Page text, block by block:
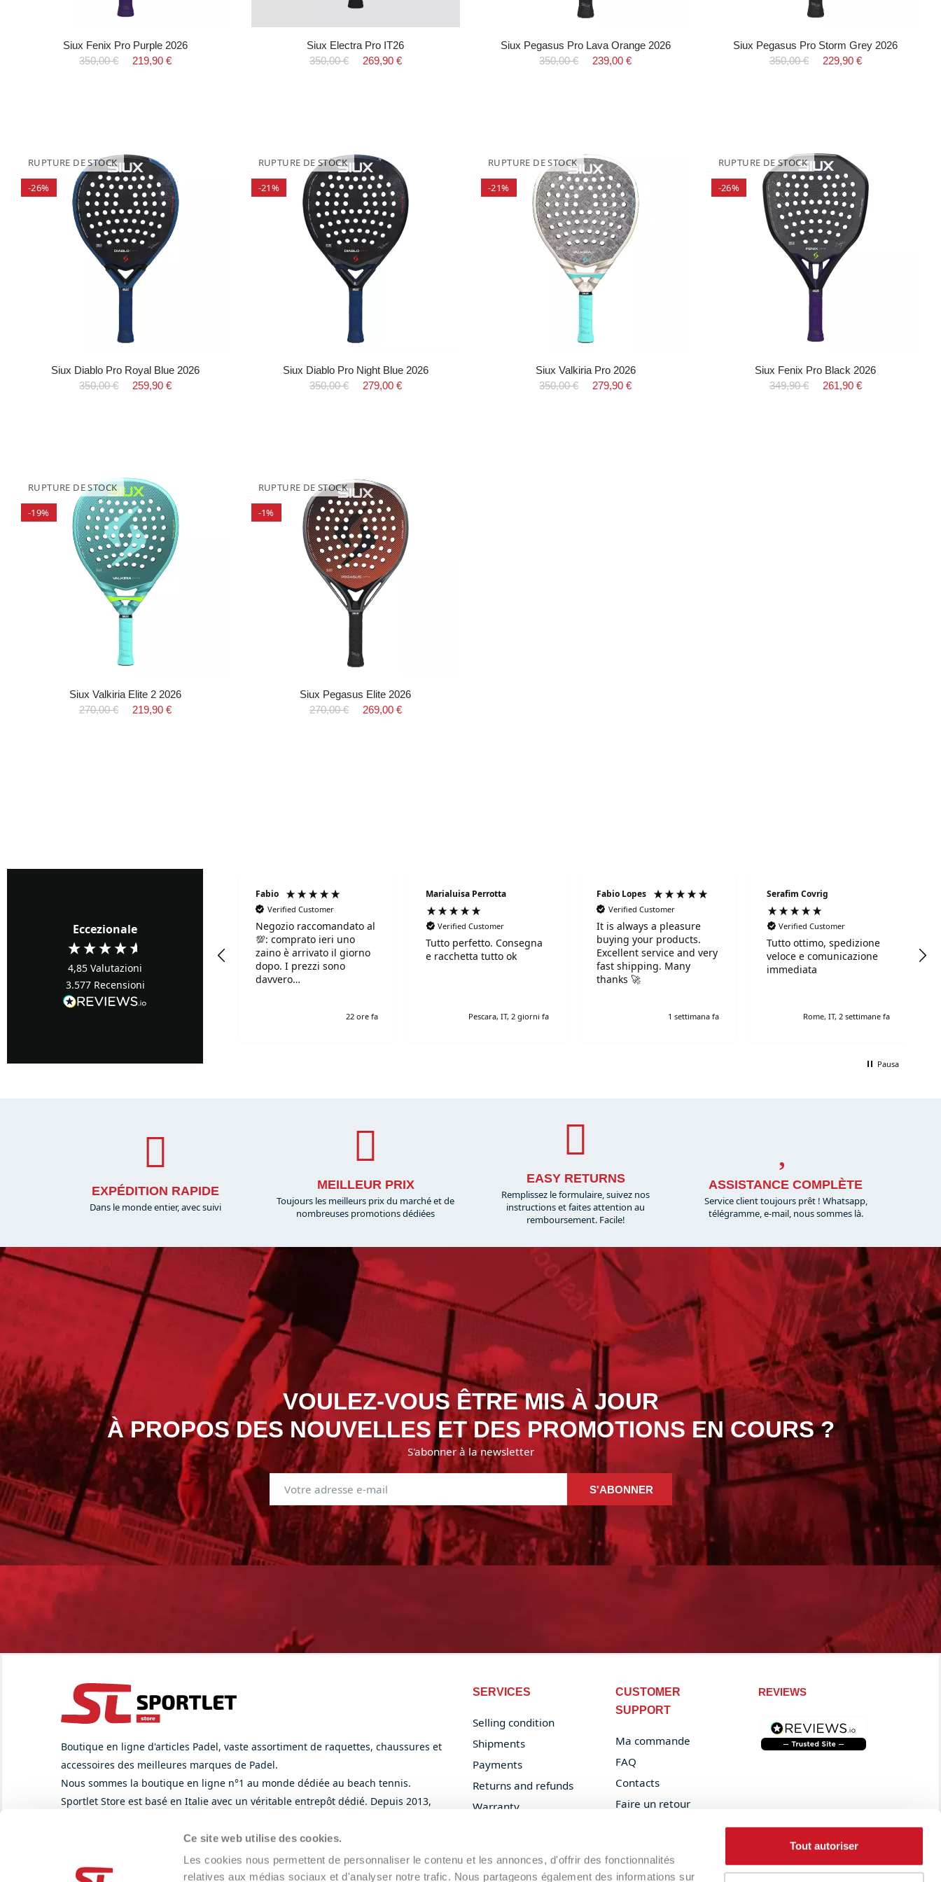
Ce site web utilise des cookies.
Les cookies nous permettent de personnaliser le contenu et les annonces, d'offrir des fonctionnalités
relatives aux médias sociaux et d'analyser notre trafic. Nous partageons également des informations sur
Tout autoriser
Siux Fenix Pro Purple 2026
350,00 €
219,90 €
Siux Electra Pro IT26
350,00 €
269,90 €
Siux Pegasus Pro Lava Orange 2026
350,00 €
239,00 €
Siux Pegasus Pro Storm Grey 2026
350,00 €
229,90 €
RUPTURE DE STOCK
-26%
Siux Diablo Pro Royal Blue 2026
350,00 €
259,90 €
RUPTURE DE STOCK
-21%
Siux Diablo Pro Night Blue 2026
350,00 €
279,00 €
RUPTURE DE STOCK
-21%
Siux Valkiria Pro 2026
350,00 €
279,90 €
RUPTURE DE STOCK
-26%
Siux Fenix Pro Black 2026
349,90 €
261,90 €
RUPTURE DE STOCK
-19%
Siux Valkiria Elite 2 2026
270,00 €
219,90 €
RUPTURE DE STOCK
-1%
Siux Pegasus Elite 2026
270,00 €
269,00 €
Eccezionale
4,85 Valutazioni
3.577 Recensioni
Verified Customer
Precisi ...buoni prezzi
Fabio
Verified Customer
Negozio raccomandato al
💯: comprato ieri uno
zaino è arrivato il giorno
dopo. I prezzi sono
davvero
disponibilissimi. Grazie
22 ore fa
Marialuisa Perrotta
Verified Customer
Tutto perfetto. Consegna
e racchetta tutto ok
Pescara, IT, 2 giorni fa
Fabio Lopes
Verified Customer
It is always a pleasure
buying your products.
Excellent service and very
fast shipping. Many
thanks 🚀
1 settimana fa
Serafim Covrig
Verified Customer
Tutto ottimo, spedizione
veloce e comunicazione
immediata
Rome, IT, 2 settimane fa
Pausa
EXPÉDITION RAPIDE
Dans le monde entier, avec suivi
MEILLEUR PRIX
Toujours les meilleurs prix du marché et de
nombreuses promotions dédiées
EASY RETURNS
Remplissez le formulaire, suivez nos
instructions et faites attention au
remboursement. Facile!
ASSISTANCE COMPLÈTE
Service client toujours prêt ! Whatsapp,
télégramme, e-mail, nous sommes là.​
VOULEZ-VOUS ÊTRE MIS À JOUR
À PROPOS DES NOUVELLES ET DES PROMOTIONS EN COURS ?
S'abonner à la newsletter
S'ABONNER
Boutique en ligne d'articles Padel, vaste assortiment de raquettes, chaussures et
accessoires des meilleures marques de Padel.
Nous sommes la boutique en ligne n°1 au monde dédiée au beach tennis.
Sportlet Store est basé en Italie avec un véritable entrepôt dédié. Depuis 2013,
Whatsapp
PAYMENT METHOD
SERVICES
Selling condition
Shipments
Payments
Returns and refunds
Warranty
Privacy Policy
CUSTOMER
SUPPORT
Ma commande
FAQ
Contacts
Faire un retour
REVIEWS